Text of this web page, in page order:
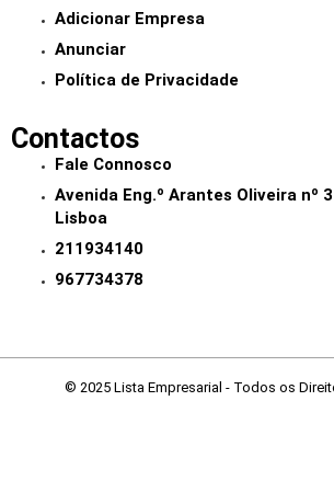
Adicionar Empresa
Anunciar
Política de Privacidade
Contactos
Fale Connosco
Avenida Eng.º Arantes Oliveira nº
Lisboa
211934140
967734378
© 2025 Lista Empresarial - Todos os